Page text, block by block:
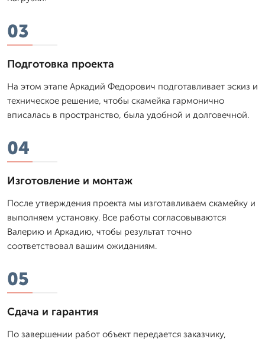
03
Подготовка проекта
На этом этапе Аркадий Федорович подготавливает эскиз и
техническое решение, чтобы скамейка гармонично
вписалась в пространство, была удобной и долговечной.
04
Изготовление и монтаж
После утверждения проекта мы изготавливаем скамейку и
выполняем установку. Все работы согласовываются
Валерию и Аркадию, чтобы результат точно
соответствовал вашим ожиданиям.
05
Сдача и гарантия
По завершении работ объект передается заказчику,